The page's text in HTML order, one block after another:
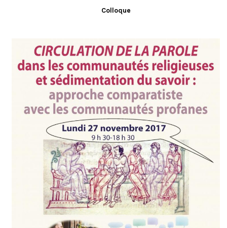
Colloque